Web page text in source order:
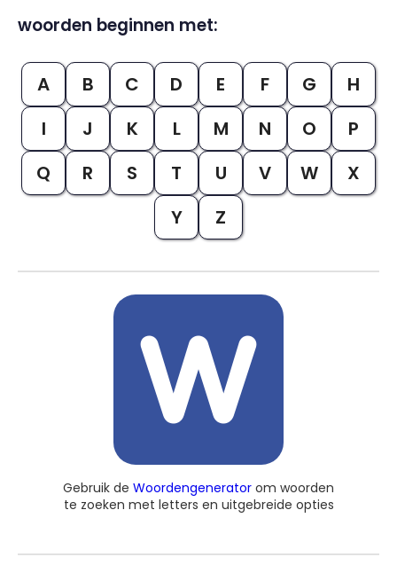
woorden beginnen met:
A B C D E F G
H
I
J K L M N O
P
Q
R S T U V W
X
Y
Z
Gebruik de Woordengenerator om woorden
te zoeken met letters en uitgebreide opties